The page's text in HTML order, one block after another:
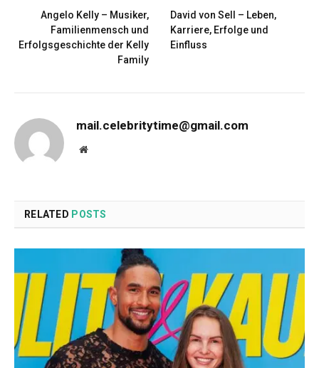
Angelo Kelly – Musiker,
Familienmensch und
Erfolgsgeschichte der Kelly
Family
David von Sell – Leben,
Karriere, Erfolge und
Einfluss
mail.celebritytime@gmail.com
Website
RELATED POSTS